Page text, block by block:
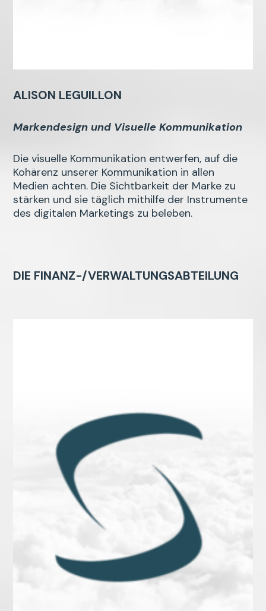
ALISON LEGUILLON
Markendesign und Visuelle Kommunikation
Die visuelle Kommunikation entwerfen, auf die
Kohärenz unserer Kommunikation in allen
Medien achten. Die Sichtbarkeit der Marke zu
stärken und sie täglich mithilfe der Instrumente
des digitalen Marketings zu beleben.
DIE FINANZ-/VERWALTUNGSABTEILUNG